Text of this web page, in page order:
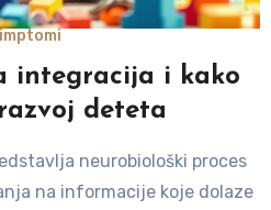
integracija i kako
deteta
na informacije koje dolaze